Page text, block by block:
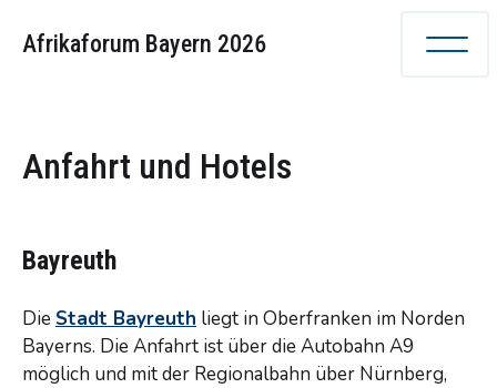
Afrikaforum Bayern 2026
Anfahrt und Hotels
Bayreuth
Die Stadt Bayreuth liegt in Oberfranken im Norden
Bayerns. Die Anfahrt ist über die Autobahn A9
möglich und mit der Regionalbahn über Nürnberg,